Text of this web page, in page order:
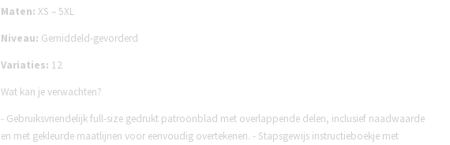
Maten: XS – 5XL
Niveau: Gemiddeld-gevorderd
Variaties: 12
Wat kan je verwachten?
- Gebruiksvriendelijk full-size gedrukt patroonblad met overlappende delen, inclusief naadwaarde
en met gekleurde maatlijnen voor eenvoudig overtekenen. - Stapsgewijs instructieboekje met